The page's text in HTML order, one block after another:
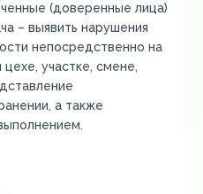
(доверенные лица)
– выявить нарушения
непосредственно на
участке, смене,
а также